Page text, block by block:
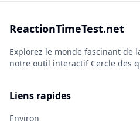
ReactionTimeTest.net
Explorez le monde fascinant de
notre outil interactif Cercle des
Liens rapides
Environ